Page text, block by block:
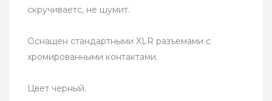
скручиваетс, не шумит.
Оснащен стандартными XLR разъемами с
хромированными контактами.
Цвет черный.